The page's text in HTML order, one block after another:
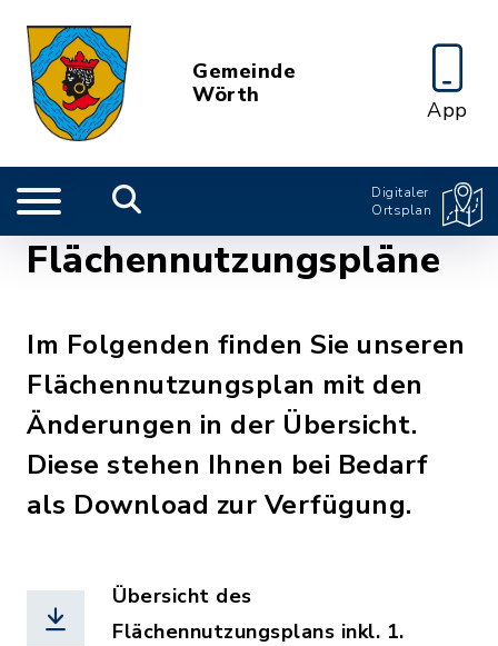
Gemeinde
Wörth
App
Digitaler
Ortsplan
Flächennutzungspläne
Im Folgenden finden Sie unseren
Flächennutzungsplan mit den
Änderungen in der Übersicht.
Diese stehen Ihnen bei Bedarf
als Download zur Verfügung.
Übersicht des
Flächennutzungsplans inkl. 1.